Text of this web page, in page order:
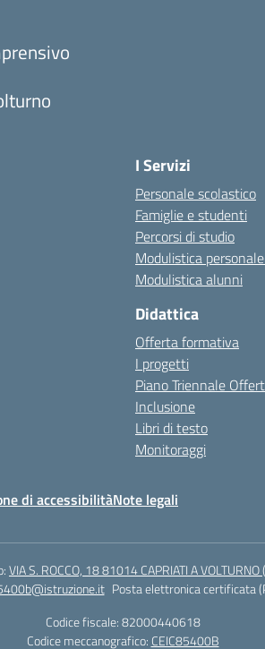
I Servizi
Personale scolastico
Famiglie e studenti
Percorsi di studio
Modulistica
Modulistica alunni
Didattica
Offerta formativa
I progetti
Piano Triennale
Inclusione
Libri di testo
Monitoraggi
di accessibilitàNote legali
VIA S. ROCCO, 18 81014 CAPRIATI A VOLTURNO
Posta elettronica certificata
Codice fiscale: 82000440618
Codice meccanografico: CEIC85400B